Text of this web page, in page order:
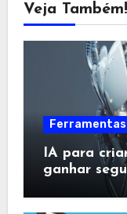
Veja Também!
IA para
ganhar